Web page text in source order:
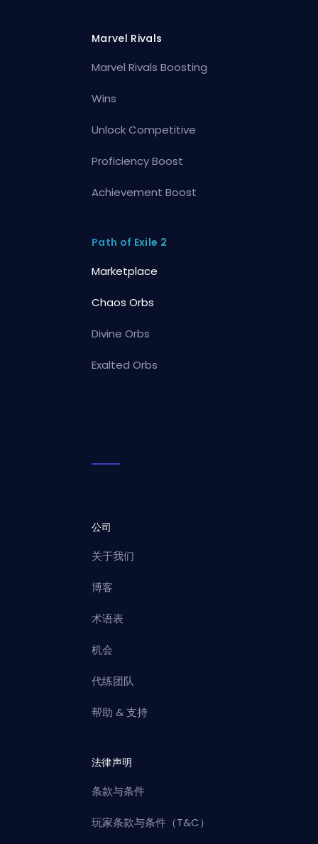
Marvel Rivals
Marvel Rivals Boosting
Wins
Unlock Competitive
Proficiency Boost
Achievement Boost
Path of Exile 2
Marketplace
Chaos Orbs
Divine Orbs
Exalted Orbs
公司
关于我们
博客
术语表
机会
代练团队
帮助 & 支持
法律声明
条款与条件
玩家条款与条件（T&C）